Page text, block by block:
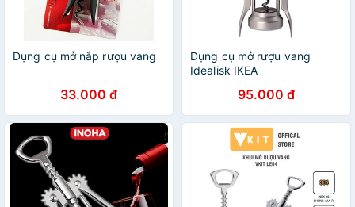
Dụng cụ mở nắp rượu vang
33.000 đ
Dụng cụ mở rượu vang
Idealisk IKEA
95.000 đ